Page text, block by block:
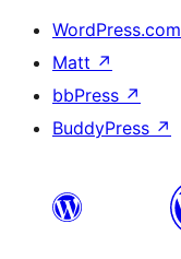
WordPress.com
Matt ↗
bbPress ↗
BuddyPress ↗